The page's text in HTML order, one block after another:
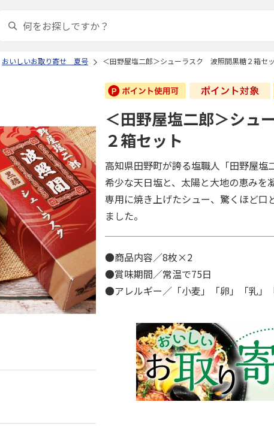
おいしいお取り寄せ 夏号 ＜田野屋塩二郎＞シューラスク 波照間黒糖２箱セ
＜田野屋塩二郎＞シ
２箱セット
高知県田野町が誇る塩職人「田野屋塩
希少な天日塩と、太陽と大地の恵みを
専用に焼き上げたシュー、驚くほど口
ました。
●商品内容／8枚×2
●賞味期間／常温で75日
●アレルギー／「小麦」「卵」「乳」